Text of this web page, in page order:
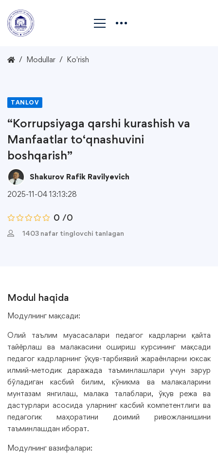
Modullar Ko'rish
TANLOV
“Korrupsiyaga qarshi kurashish va
Manfaatlar to‘qnashuvini
boshqarish”
Shakurov Rafik Ravilyevich
2025-11-04 13:13:28
0 /0
1403 nafar tinglovchi tanlagan
Modul haqida
Модулнинг мақсади:
Олий таълим муасасалари педагог кадрларни қайта
тайёрлаш ва малакасини ошириш курсининг мақсади
педагог кадрларнинг ўқув-тарбиявий жараёнларни юксак
илмий-методик даражада таъминлашлари учун зарур
бўладиган касбий билим, кўникма ва малакаларини
мунтазам янгилаш, малака талаблари, ўқув режа ва
дастурлари асосида уларнинг касбий компетентлиги ва
педагогик маҳоратини доимий ривожланишини
таъминлашдан иборат.
Модулнинг вазифалари: